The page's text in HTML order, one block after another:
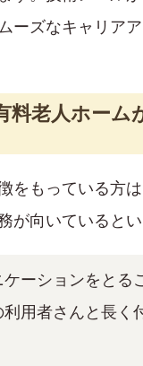
ーズなキャリア
老人ホーム
をもっている方
が向いているとい
ーションをとる
用者さんと長く